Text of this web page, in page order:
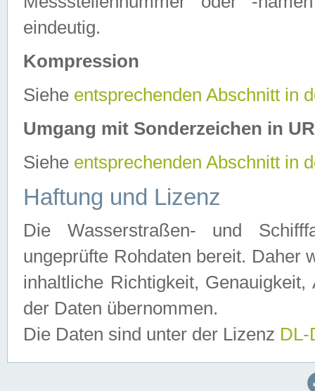
eindeutig.
Kompression
Siehe entsprechenden Abschnitt in
Umgang mit Sonderzeichen in
Siehe entsprechenden Abschnitt in
Haftung und Lizenz
Die Wasserstraßen- und
ungeprüfte Rohdaten bereit. Daher
inhaltliche Richtigkeit,
der Daten übernommen.
Die Daten sind unter der Lizenz